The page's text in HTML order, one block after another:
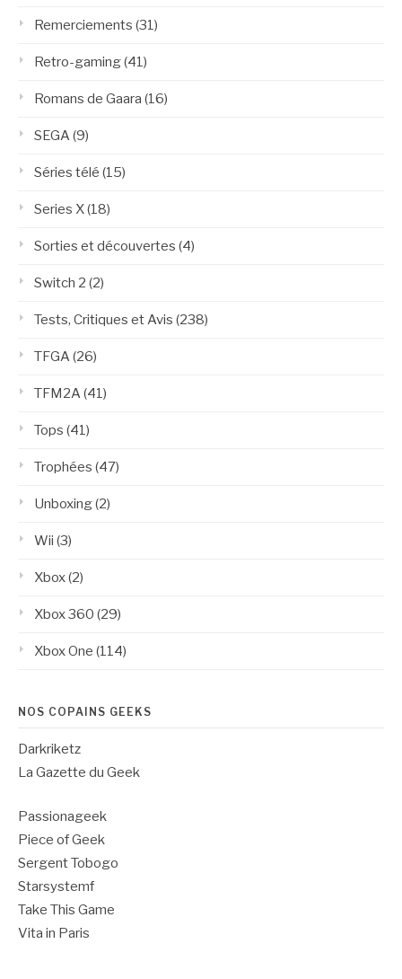
Remerciements (31)
Retro-gaming(41)
Romans de Gaara (16)
SEGA(9)
Séries télé (15)
Series X(18)
Sorties et découvertes (4)
Switch 2 (2)
Tests, Critiques et Avis (238)
TFGA(26)
TFM2A(41)
Tops (41)
Trophées (47)
Unboxing(2)
Wii (3)
Xbox(2)
Xbox 360 (29)
Xbox One (114)
NOS COPAINS GEEKS
Darkriketz
La Gazette du Geek
Passionageek
Piece of Geek
Sergent Tobogo
Starsystemf
Take This Game
Vita in Paris